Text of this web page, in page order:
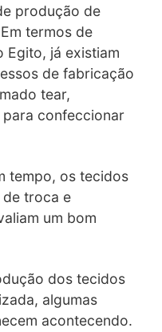
produção de
termos de
Egito, já existiam
de fabricação
tear,
para confeccionar
tempo, os tecidos
troca e
um bom
dos tecidos
algumas
acontecendo.